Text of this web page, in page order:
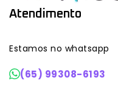
Atendimento
Estamos no whatsapp
(65) 99308-6193